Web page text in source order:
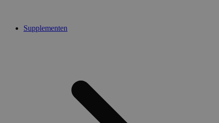
Supplementen